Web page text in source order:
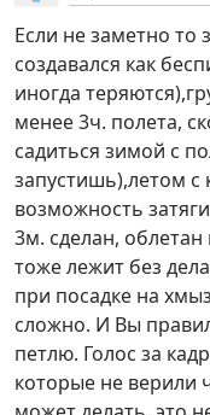
Если не заметно то
создавался как
иногда
менее 3ч. полета,
садиться зимой с
запустишь),летом
возможность
3м. сделан,
тоже лежит без
при посадке на
сложно. И Вы
петлю. Голос за
которые не верили